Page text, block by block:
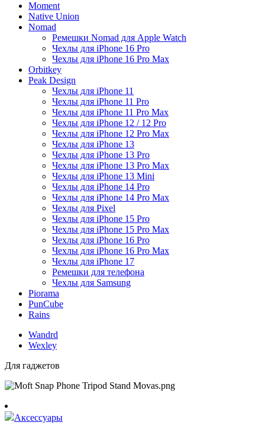
Moment
Native Union
Nomad
Ремешки Nomad для Apple Watch
Чехлы для iPhone 16 Pro
Чехлы для iPhone 16 Pro Max
Orbitkey
Peak Design
Чехлы для iPhone 11
Чехлы для iPhone 11 Pro
Чехлы для iPhone 11 Pro Max
Чехлы для iPhone 12 / 12 Pro
Чехлы для iPhone 12 Pro Max
Чехлы для iPhone 13
Чехлы для iPhone 13 Pro
Чехлы для iPhone 13 Pro Max
Чехлы для iPhone 13 Mini
Чехлы для iPhone 14 Pro
Чехлы для iPhone 14 Pro Max
Чехлы для Pixel
Чехлы для iPhone 15 Pro
Чехлы для iPhone 15 Pro Max
Чехлы для iPhone 16 Pro
Чехлы для iPhone 16 Pro Max
Чехлы для iPhone 17
Ремешки для телефона
Чехлы для Samsung
Piorama
PunCube
Rains
Wandrd
Wexley
Для гаджетов
Аксессуары